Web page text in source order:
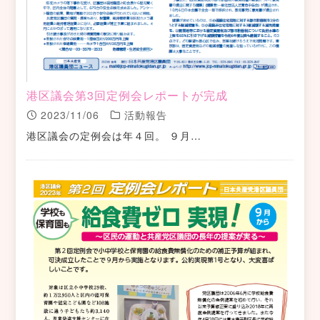
港区議会第3回定例会レポートが完成
2023/11/06
活動報告
港区議会の定例会は年４回。 ９月…